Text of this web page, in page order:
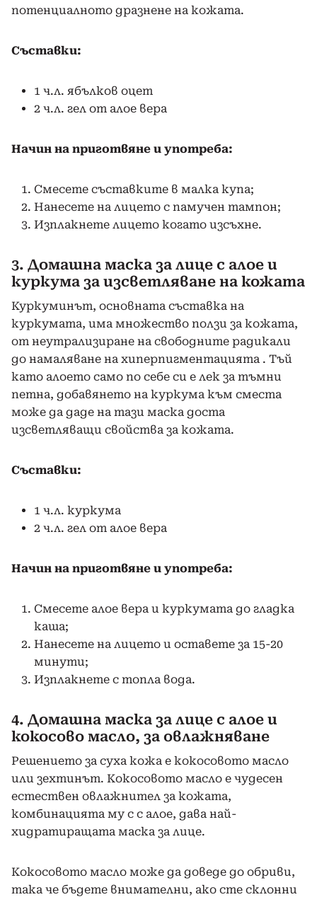
потенциалното дразнене на кожата.
Съставки:
1 ч.л. ябълков оцет
2 ч.л. гел от алое вера
Начин на приготвяне и употреба:
Смесете съставките в малка купа;
Нанесете на лицето с памучен тампон;
Изплакнете лицето когато изсъхне.
3. Домашна маска за лице с алое и
куркума за изсветляване на кожата
Куркуминът, основната съставка на
куркумата, има множество ползи за кожата,
от неутрализиране на свободните радикали
до намаляване на хиперпигментацията . Тъй
като алоето само по себе си е лек за тъмни
петна, добавянето на куркума към сместа
може да даде на тази маска доста
изсветляващи свойства за кожата.
Съставки:
1 ч.л. куркума
2 ч.л. гел от алое вера
Начин на приготвяне и употреба:
Смесете алое вера и куркумата до гладка
каша;
Нанесете на лицето и оставете за 15-20
минути;
Изплакнете с топла вода.
4. Домашна маска за лице с алое и
кокосово масло, за овлажняване
Решението за суха кожа е кокосовото масло
или зехтинът. Кокосовото масло е чудесен
естествен овлажнител за кожата,
комбинацията му с с алое, дава най-
хидратиращата маска за лице.
Кокосовото масло може да доведе до обриви,
така че бъдете внимателни, ако сте склонни